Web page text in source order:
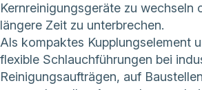
Kernreinigungsgeräte zu wechseln
längere Zeit zu unterbrechen.
Als kompaktes Kupplungselement
flexible Schlauchführungen bei
Reinigungsaufträgen, auf